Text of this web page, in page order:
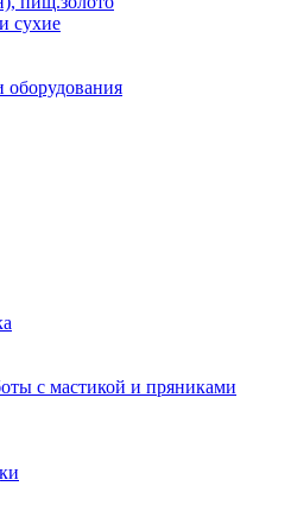
сухие
оборудования
с мастикой и пряниками